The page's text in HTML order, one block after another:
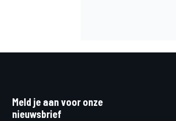
Meld je aan voor onze
nieuwsbrief